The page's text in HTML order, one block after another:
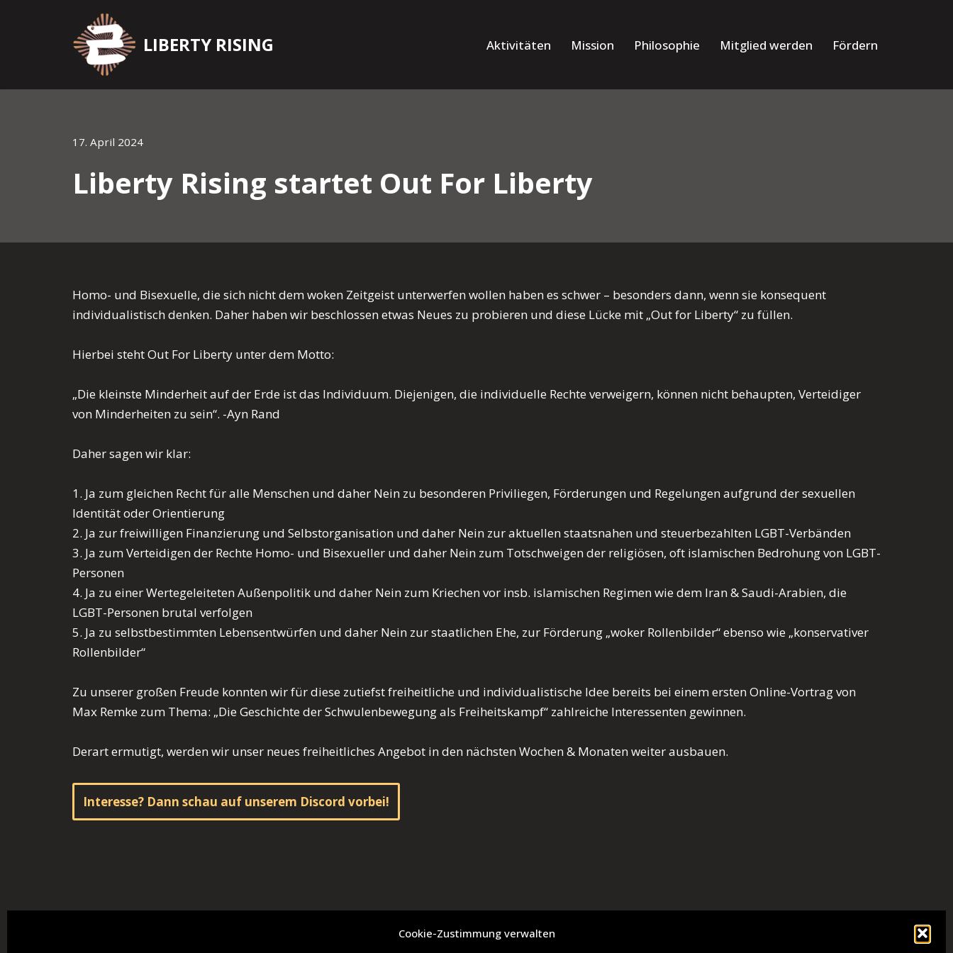
Cookie-Zustimmung verwalten
LIBERTY RISING Aktivitäten Mission Philosophie Mitglied werden Fördern
17. April 2024
Liberty Rising startet Out For Liberty
Homo- und Bisexuelle, die sich nicht dem woken Zeitgeist unterwerfen wollen haben es schwer – besonders dann, wenn sie konsequent
individualistisch denken. Daher haben wir beschlossen etwas Neues zu probieren und diese Lücke mit „Out for Liberty“ zu füllen.
Hierbei steht Out For Liberty unter dem Motto:
„Die kleinste Minderheit auf der Erde ist das Individuum. Diejenigen, die individuelle Rechte verweigern, können nicht behaupten, Verteidiger
von Minderheiten zu sein“. -Ayn Rand
Daher sagen wir klar:
1. Ja zum gleichen Recht für alle Menschen und daher Nein zu besonderen Priviliegen, Förderungen und Regelungen aufgrund der sexuellen
Identität oder Orientierung
2. Ja zur freiwilligen Finanzierung und Selbstorganisation und daher Nein zur aktuellen staatsnahen und steuerbezahlten LGBT-Verbänden
3. Ja zum Verteidigen der Rechte Homo- und Bisexueller und daher Nein zum Totschweigen der religiösen, oft islamischen Bedrohung von LGBT-
Personen
4. Ja zu einer Wertegeleiteten Außenpolitik und daher Nein zum Kriechen vor insb. islamischen Regimen wie dem Iran & Saudi-Arabien, die
LGBT-Personen brutal verfolgen
5. Ja zu selbstbestimmten Lebensentwürfen und daher Nein zur staatlichen Ehe, zur Förderung „woker Rollenbilder“ ebenso wie „konservativer
Rollenbilder“
Zu unserer großen Freude konnten wir für diese zutiefst freiheitliche und individualistische Idee bereits bei einem ersten Online-Vortrag von
Max Remke zum Thema: „Die Geschichte der Schwulenbewegung als Freiheitskampf“ zahlreiche Interessenten gewinnen.
Derart ermutigt, werden wir unser neues freiheitliches Angebot in den nächsten Wochen & Monaten weiter ausbauen.
Interesse? Dann schau auf unserem Discord vorbei!